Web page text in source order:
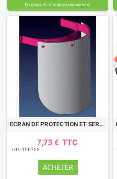
En cours de réapprovisionnement
ECRAN DE PROTECTION ET SERRE TETE REGLABLE
7,73 € TTC
101-106755
ACHETER